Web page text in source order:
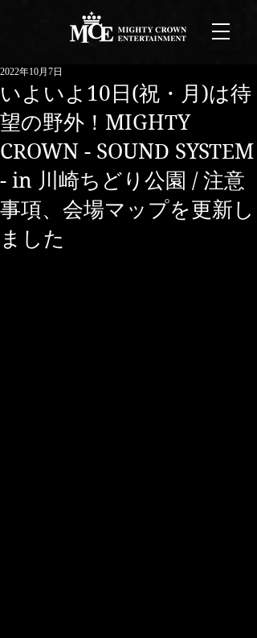
いよいよ10日(祝・月)は待
望の野外！MIGHTY
CROWN - SOUND SYSTEM
- in 川崎ちどり公園 / 注意
事項、会場マップを更新し
ました
2022年10月7日